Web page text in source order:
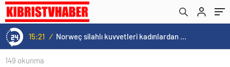
15:21 / Norweç silahlı kuvvetleri kadınlardan oluşan özel kuvvetler eğitimlerini başlattı.
149 okunma